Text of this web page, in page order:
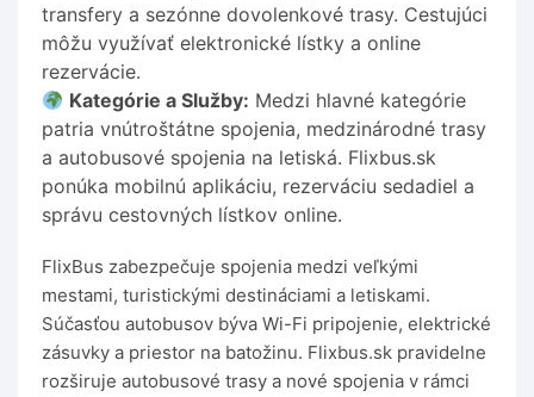
transfery a sezónne dovolenkové trasy. Cestujúci
môžu využívať elektronické lístky a online
rezervácie.
Kategórie a Služby: Medzi hlavné kategórie
patria vnútroštátne spojenia, medzinárodné trasy
a autobusové spojenia na letiská. Flixbus.sk
ponúka mobilnú aplikáciu, rezerváciu sedadiel a
správu cestovných lístkov online.
FlixBus zabezpečuje spojenia medzi veľkými
mestami, turistickými destináciami a letiskami.
Súčasťou autobusov býva Wi-Fi pripojenie, elektrické
zásuvky a priestor na batožinu. Flixbus.sk pravidelne
rozširuje autobusové trasy a nové spojenia v rámci